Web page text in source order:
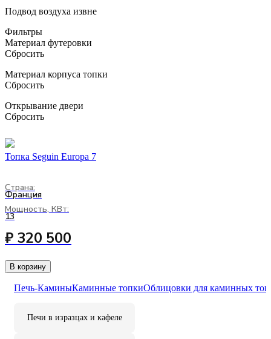
Подвод воздуха извне
Фильтры
Материал футеровки
Сбросить
Материал корпуса топки
Сбросить
Открывание двери
Сбросить
Топка Seguin Europa 7
Страна:
Франция
Мощность, КВт:
13
₽ 320 500
В корзину
Печь-КаминыКаминные топкиОблицовки для каминных
Печи в изразцах и кафеле